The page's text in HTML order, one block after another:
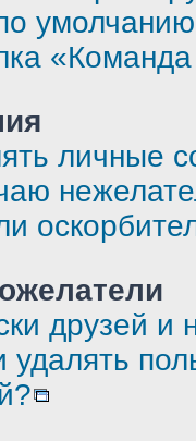
личные
друзей и
удалять